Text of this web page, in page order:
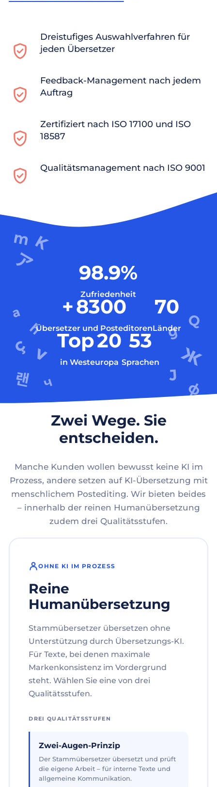
Dreistufiges Auswahlverfahren für
jeden Übersetzer
Feedback-Management nach jedem
Auftrag
Zertifiziert nach ISO 17100 und ISO
18587
Qualitätsmanagement nach ISO 9001
98.9%
Zufriedenheit
+8300
Übersetzer und Posteditoren
70
Länder
Top20
in Westeuropa
53
Sprachen
Zwei Wege. Sie
entscheiden.
Manche Kunden wollen bewusst keine KI im
Prozess, andere setzen auf KI-Übersetzung mit
menschlichem Postediting. Wir bieten beides
– innerhalb der reinen Humanübersetzung
zudem drei Qualitätsstufen.
OHNE KI IM PROZESS
Reine
Humanübersetzung
Stammübersetzer übersetzen ohne
Unterstützung durch Übersetzungs-KI.
Für Texte, bei denen maximale
Markenkonsistenz im Vordergrund
steht. Wählen Sie eine von drei
Qualitätsstufen.
DREI QUALITÄTSSTUFEN
Zwei-Augen-Prinzip
Der Stammübersetzer übersetzt und prüft
die eigene Arbeit – für interne Texte und
allgemeine Kommunikation.